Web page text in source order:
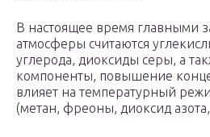
В настоящее время главными
атмосферы считаются
углерода, диоксиды серы, а
компоненты, повышение
влияет на температурный
(метан, фреоны, диоксид